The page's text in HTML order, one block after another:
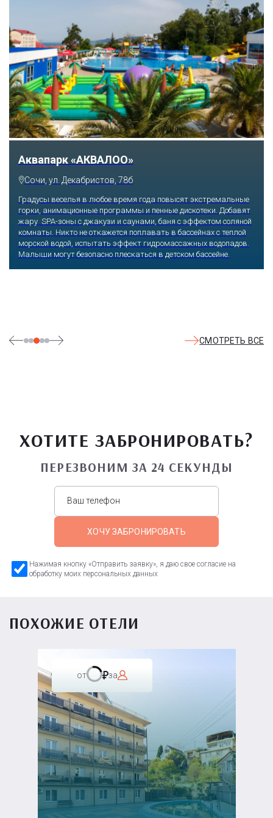
Аквапарк «АКВАЛОО»
Сочи, ул. Декабристов, 78б
Градусы веселья в любое время года повысят экстремальные
горки, анимационные программы и пенные дискотеки. Добавят
жару SPA-зоны с джакузи и саунами, баня с эффектом соляной
комнаты. Никто не откажется поплавать в бассейнах с теплой
морской водой, испытать эффект гидромассажных водопадов.
Малыши могут безопасно плескаться в детском бассейне.
СМОТРЕТЬ ВСЕ
ХОТИТЕ ЗАБРОНИРОВАТЬ?
ПЕРЕЗВОНИМ ЗА 24 СЕКУНДЫ
ХОЧУ ЗАБРОНИРОВАТЬ
Нажимая кнопку «Отправить заявку», я даю свое согласие на
обработку моих персональных данных
ПОХОЖИЕ ОТЕЛИ
от за